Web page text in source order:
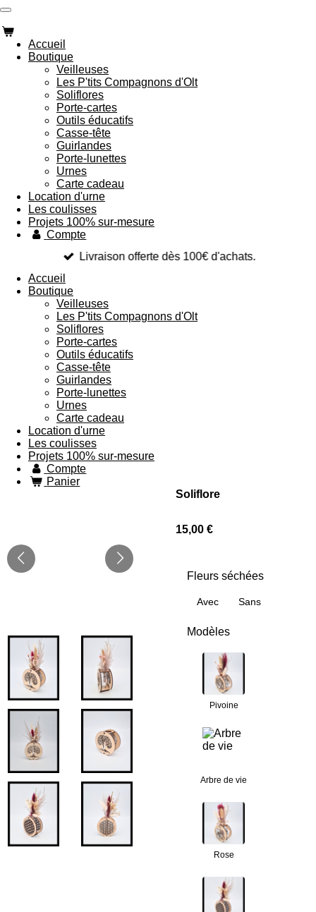
Passer
au
contenu
principal
Accueil
Boutique
Veilleuses
Les P'tits Compagnons d'Olt
Soliflores
Porte-cartes
Outils éducatifs
Casse-tête
Guirlandes
Porte-lunettes
Urnes
Carte cadeau
Location d'urne
Les coulisses
Projets 100% sur-mesure
Compte
Livraison offerte dès 100€ d'achats.
Accueil
Boutique
Veilleuses
Les P'tits Compagnons d'Olt
Soliflores
Porte-cartes
Outils éducatifs
Casse-tête
Guirlandes
Porte-lunettes
Urnes
Carte cadeau
Location d'urne
Les coulisses
Projets 100% sur-mesure
Compte
Panier
Soliflore
15,00 €
Fleurs séchées
Avec Sans
Modèles
Pivoine
Arbre de vie
Rose